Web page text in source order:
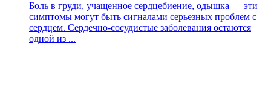
Боль в груди, учащенное сердцебиение, одышка — эти
симптомы могут быть сигналами серьезных проблем с
сердцем. Сердечно-сосудистые заболевания остаются
одной из ...